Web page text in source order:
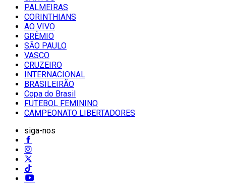
PALMEIRAS
CORINTHIANS
AO VIVO
GRÊMIO
SĀO PAULO
VASCO
CRUZEIRO
INTERNACIONAL
BRASILEIRÃO
Copa do Brasil
FUTEBOL FEMININO
CAMPEONATO LIBERTADORES
siga-nos